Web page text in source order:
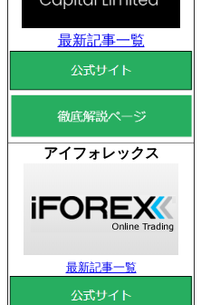
最新記事一覧
アイフォレックス
最新記事一覧